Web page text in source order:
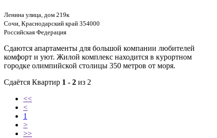
Ленина улица, дом 219к
Сочи, Краснодарский край 354000
Российская Федерация
Сдаются апартаменты для большой компании любителей
комфорт и уют. Жилой комплекс находится в курортном
городке олимпийской столицы 350 метров от моря.
Сдаётся Квартир 1 - 2 из 2
<<
<
1
>
>>